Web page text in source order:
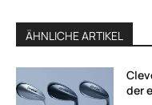
ÄHNLICHE ARTIKEL
der